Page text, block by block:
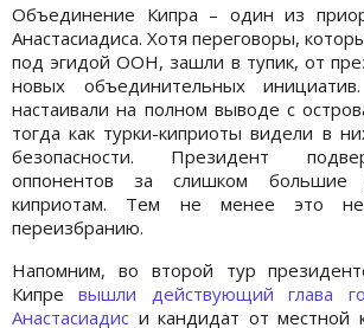
Объединение Кипра – один из
Анастасиадиса. Хотя переговоры,
под эгидой ООН, зашли в тупик, от
новых объединительных
настаивали на полном выводе с
тогда как турки-киприоты видели в
безопасности. Президент
оппонентов за слишком большие
киприотам. Тем не менее это
переизбранию.
Напомним, во второй тур
Кипревышли действующий глава
Анастасиадис и кандидат от местной